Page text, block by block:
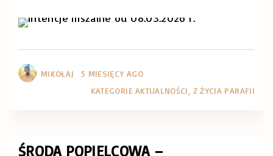
MIKOŁAJ
5 MIESIĘCY AGO
KATEGORIE AKTUALNOŚCI Z ŻYCIA PARAFII
ŚRODA POPIELCOWA –